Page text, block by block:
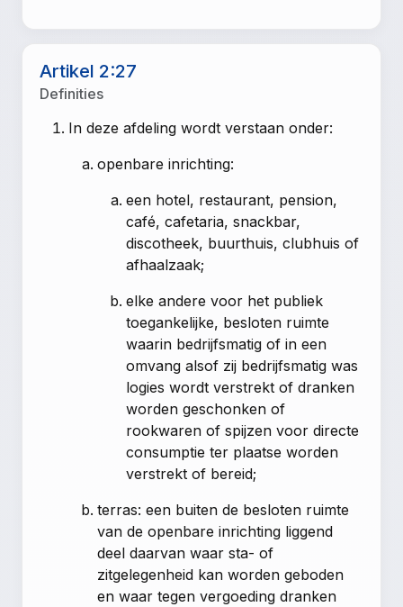
Artikel 2:27
Definities
In deze afdeling wordt verstaan onder:
openbare inrichting:
een hotel, restaurant, pension,
café, cafetaria, snackbar,
discotheek, buurthuis, clubhuis of
afhaalzaak;
elke andere voor het publiek
toegankelijke, besloten ruimte
waarin bedrijfsmatig of in een
omvang alsof zij bedrijfsmatig was
logies wordt verstrekt of dranken
worden geschonken of
rookwaren of spijzen voor directe
consumptie ter plaatse worden
verstrekt of bereid;
terras: een buiten de besloten ruimte
van de openbare inrichting liggend
deel daarvan waar sta- of
zitgelegenheid kan worden geboden
en waar tegen vergoeding dranken